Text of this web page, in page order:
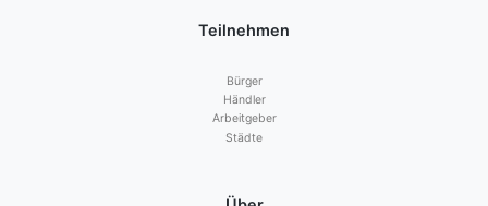
Teilnehmen
Bürger
Händler
Arbeitgeber
Städte